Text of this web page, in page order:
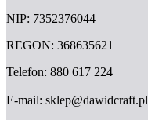
NIP: 7352376044
REGON: 368635621
Telefon: 880 617 224
E-mail: sklep@dawidcraft.pl